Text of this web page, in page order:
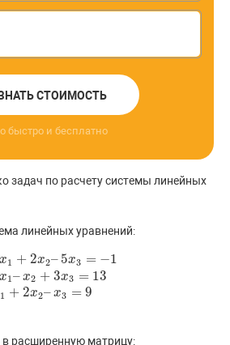
СТОИМОСТЬ
быстро и бесплатно
задач по расчету системы линейных
линейных уравнений:
x1 + 2x2– 5x3 = −1
x1– x2 + 3x3 = 13
1 + 2x2–x3 = 9
+2x2–5 x3 =−12 x1–x2
в расширенную матрицу: